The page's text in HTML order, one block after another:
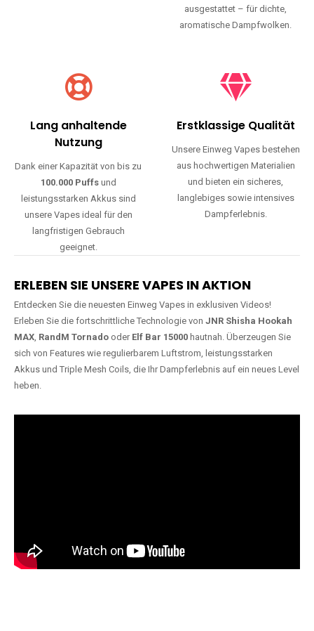
ausgestattet – für dichte,
aromatische Dampfwolken.
Lang anhaltende
Nutzung
Dank einer Kapazität von bis zu
100.000 Puffsund
leistungsstarken Akkus sind
unsere Vapes ideal für den
langfristigen Gebrauch
geeignet.
Erstklassige Qualität
Unsere Einweg Vapes bestehen
aus hochwertigen Materialien
und bieten ein sicheres,
langlebiges sowie intensives
Dampferlebnis.
ERLEBEN SIE UNSERE VAPES IN AKTION
Entdecken Sie die neuesten Einweg Vapes in exklusiven Videos!
Erleben Sie die fortschrittliche Technologie von JNR Shisha Hookah
MAX, RandM Tornado oder Elf Bar 15000 hautnah. Überzeugen Sie
sich von Features wie regulierbarem Luftstrom, leistungsstarken
Akkus und Triple Mesh Coils, die Ihr Dampferlebnis auf ein neues Level
heben.